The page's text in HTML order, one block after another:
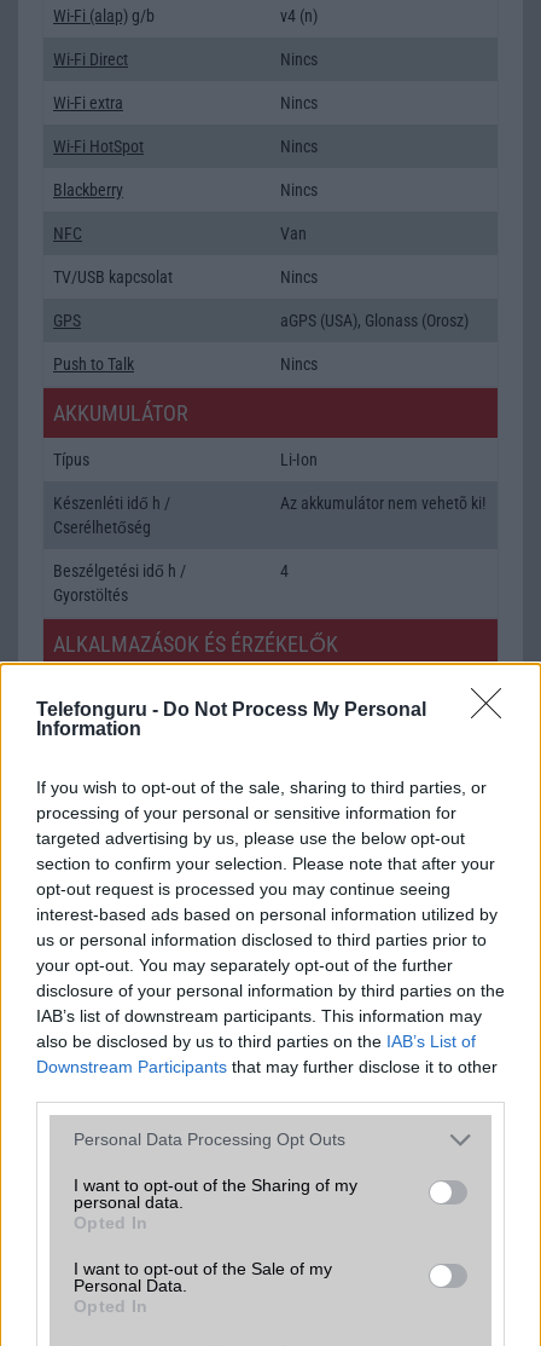
Telefonguru - Do Not Process My Personal
Information
If you wish to opt-out of the sale, sharing to third parties, or
processing of your personal or sensitive information for
targeted advertising by us, please use the below opt-out
section to confirm your selection. Please note that after your
opt-out request is processed you may continue seeing
interest-based ads based on personal information utilized by
us or personal information disclosed to third parties prior to
your opt-out. You may separately opt-out of the further
disclosure of your personal information by third parties on the
IAB’s list of downstream participants. This information may
also be disclosed by us to third parties on the IAB’s List of
Downstream Participants that may further disclose it to other
Please note that this website/app uses one or more Google
not limited to your visit or usage behaviour. You may click to
grant or deny consent to Google and its third-party tags to
use your data for below specified purposes in below Google
consent section.
Personal Data Processing Opt Outs
I want to opt-out of the Sharing of my
personal data.
Opted In
I want to opt-out of the Sale of my
Personal Data.
Opted In
Wi-Fi (alap) g/b v4 (n)
Wi-Fi Direct Nincs
Wi-Fi extra Nincs
Wi-Fi HotSpot Nincs
Blackberry Nincs
NFC Van
TV/USB kapcsolat Nincs
GPS aGPS (USA), Glonass (Orosz)
Push to Talk Nincs
AKKUMULÁTOR
Típus Li-Ion
Készenléti idő h /
Cserélhetőség
Az akkumulátor nem vehetõ ki!
Beszélgetési idő h /
Gyorstöltés
4
ALKALMAZÁSOK ÉS ÉRZÉKELŐK
Flash/Ujjlenyomat olvasó
SNS integráció Nincs
Organizer Nincs
T9 szótár Nincs
Office alkalmazások Nincs
Iránytũ Nincs
Extrák Nincs
EGYÉB
SIM típus eSIM
SIM-ek száma
Flight mode
Terület Globális
Funkciók